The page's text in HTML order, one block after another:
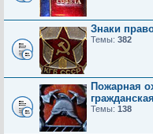
Знаки
Темы: 382
Пожарная
Темы: 138